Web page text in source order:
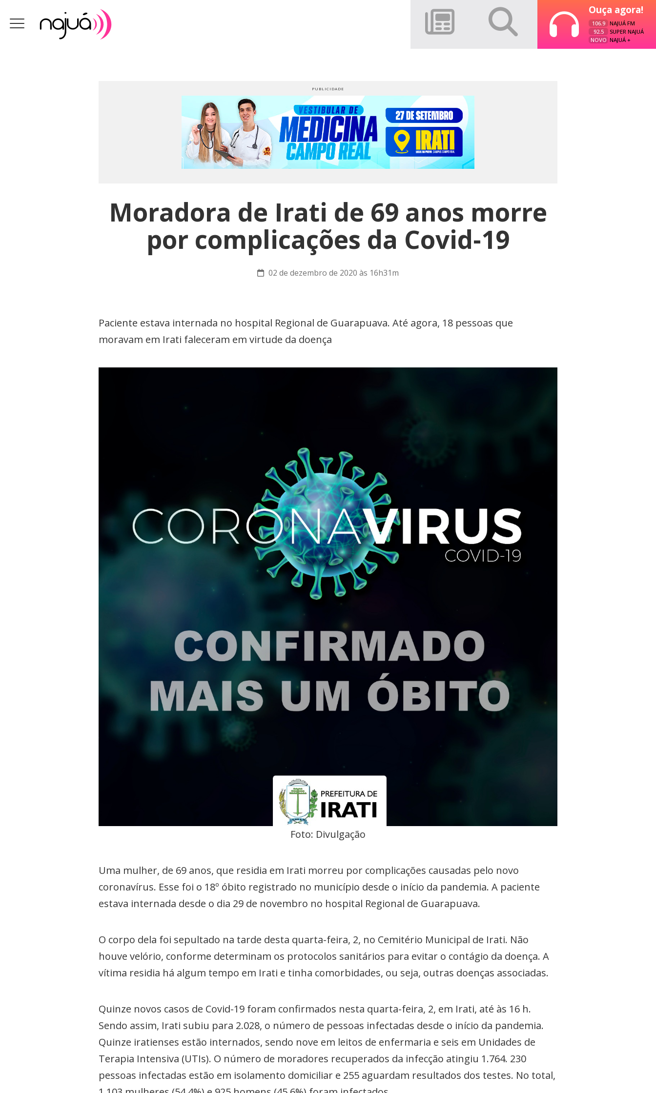
Ouça agora!
106.9
NAJUÁ FM
92.5
SUPER NAJUÁ
NOVO NAJUÁ +
Moradora de Irati de 69 anos morre
por complicações da Covid-19
02 de dezembro de 2020 às 16h31m
Paciente estava internada no hospital Regional de Guarapuava. Até agora, 18 pessoas que
moravam em Irati faleceram em virtude da doença
Foto: Divulgação
Uma mulher, de 69 anos, que residia em Irati morreu por complicações causadas pelo novo
coronavírus. Esse foi o 18º óbito registrado no município desde o início da pandemia. A paciente
estava internada desde o dia 29 de novembro no hospital Regional de Guarapuava.
O corpo dela foi sepultado na tarde desta quarta-feira, 2, no Cemitério Municipal de Irati. Não
houve velório, conforme determinam os protocolos sanitários para evitar o contágio da doença. A
vítima residia há algum tempo em Irati e tinha comorbidades, ou seja, outras doenças associadas.
Quinze novos casos de Covid-19 foram confirmados nesta quarta-feira, 2, em Irati, até às 16 h.
Sendo assim, Irati subiu para 2.028, o número de pessoas infectadas desde o início da pandemia.
Quinze iratienses estão internados, sendo nove em leitos de enfermaria e seis em Unidades de
Terapia Intensiva (UTIs). O número de moradores recuperados da infecção atingiu 1.764. 230
pessoas infectadas estão em isolamento domiciliar e 255 aguardam resultados dos testes. No total,